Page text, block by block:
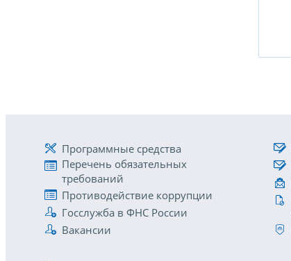
Программные средства
Перечень обязательных
требований
Противодействие коррупции
Госслужба в ФНС России
Вакансии